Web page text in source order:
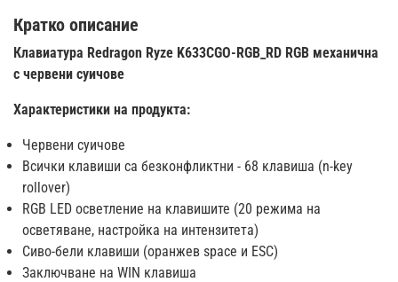
Кратко описание
Клавиатура Redragon Ryze K633CGO-RGB_RD RGB механична
с червени суичове
Характеристики на продукта:
Червени суичове
Всички клавиши са безконфликтни - 68 клавиша (n-key
rollover)
RGB LED осветление на клавишите (20 режима на
осветяване, настройка на интензитета)
Сиво-бели клавиши (оранжев space и ESC)
Заключване на WIN клавиша